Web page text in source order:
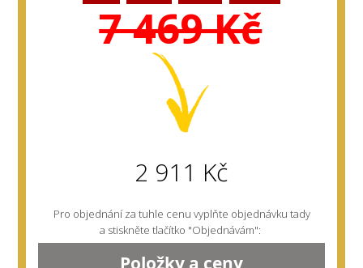
7 469 Kč
2 911 Kč
Pro objednání za tuhle cenu vyplňte objednávku tady
a stiskněte tlačítko "Objednávám":
Položky a ceny